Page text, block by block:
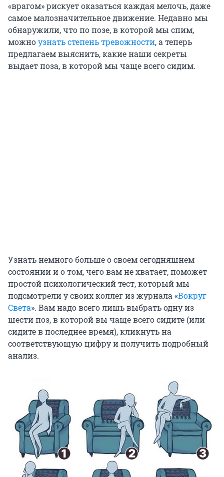
«врагом» рискует оказаться каждая мелочь, даже
самое малозначительное движение. Недавно мы
обнаружили, что по позе, в которой мы спим,
можноузнать степень тревожности, а теперь
предлагаем выяснить, какие наши секреты
выдает поза, в которой мы чаще всего сидим.
Узнать немного больше о своем сегодняшнем
состоянии и о том, чего вам не хватает, поможет
простой психологический тест, который мы
подсмотрели у своих коллег из журнала «Вокруг
Света». Вам надо всего лишь выбрать одну из
шести поз, в которой вы чаще всего сидите (или
сидите в последнее время), кликнуть на
соответствующую цифру и получить подробный
анализ.